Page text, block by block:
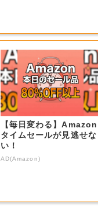
【毎日変わる】Amazon
タイムセールが見逃せな
い！
AD(Amazon)